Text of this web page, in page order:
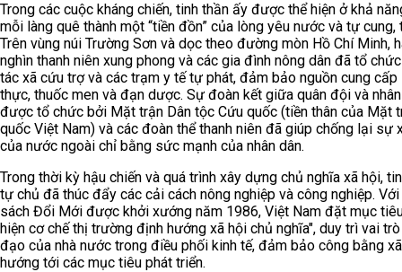
Trong các cuộc kháng chiến, tinh thần ấy được thể hiện ở khả
mỗi làng quê thành một “tiền đồn” của lòng yêu nước và tự cung,
Trên vùng núi Trường Sơn và dọc theo đường mòn Hồ Chí Minh,
nghìn thanh niên xung phong và các gia đình nông dân đã tổ
tác xã cứu trợ và các trạm y tế tự phát, đảm bảo nguồn cung
thực, thuốc men và đạn dược. Sự đoàn kết giữa quân đội và
được tổ chức bởi Mặt trận Dân tộc Cứu quốc (tiền thân của Mặt
quốc Việt Nam) và các đoàn thể thanh niên đã giúp chống lại sự
của nước ngoài chỉ bằng sức mạnh của nhân dân.
Trong thời kỳ hậu chiến và quá trình xây dựng chủ nghĩa xã hội,
tự chủ đã thúc đẩy các cải cách nông nghiệp và công nghiệp. Với
sách Đổi Mới được khởi xướng năm 1986, Việt Nam đặt mục
hiện cơ chế thị trường định hướng xã hội chủ nghĩa", duy trì vai
đạo của nhà nước trong điều phối kinh tế, đảm bảo công bằng
hướng tới các mục tiêu phát triển.